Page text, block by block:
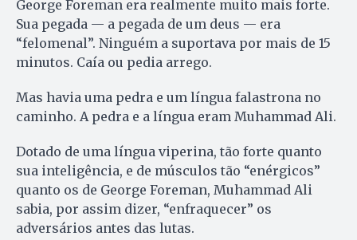
George Foreman era realmente muito mais forte.
Sua pegada — a pegada de um deus — era
“felomenal”. Ninguém a suportava por mais de 15
minutos. Caía ou pedia arrego.
Mas havia uma pedra e um língua falastrona no
caminho. A pedra e a língua eram Muhammad Ali.
Dotado de uma língua viperina, tão forte quanto
sua inteligência, e de músculos tão “enérgicos”
quanto os de George Foreman, Muhammad Ali
sabia, por assim dizer, “enfraquecer” os
adversários antes das lutas.